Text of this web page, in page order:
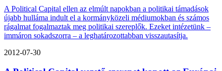
A Political Capital ellen az elmúlt napokban a politikai támadások
újabb hulláma indult el a kormányközeli médiumokban és számos
rágalmat fogalmaztak meg politikai szereplők. Ezeket intézetünk –
immáron sokadszorra – a leghatározottabban visszautasítja.
2012-07-30